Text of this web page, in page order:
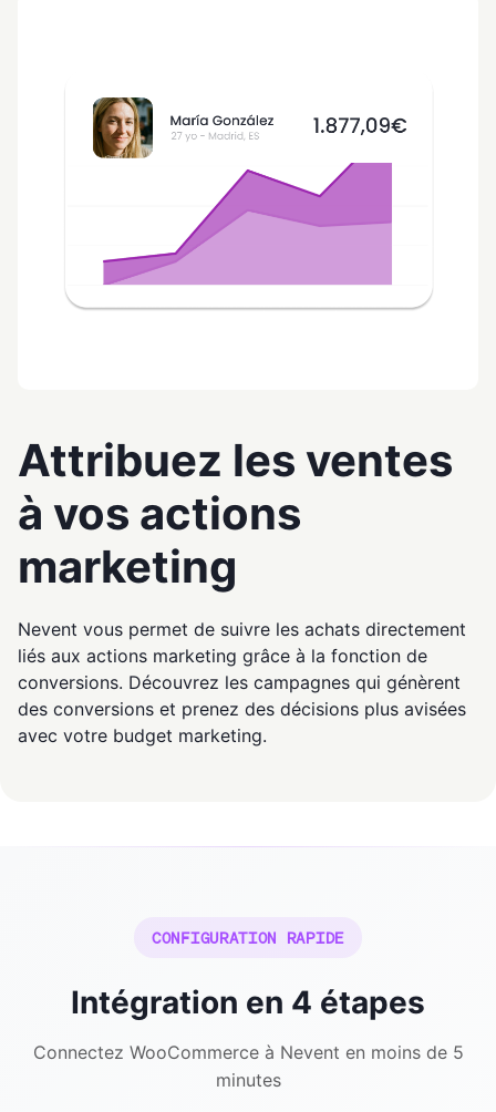
Attribuez les ventes
à vos actions
marketing
Nevent vous permet de suivre les achats directement
liés aux actions marketing grâce à la fonction de
conversions. Découvrez les campagnes qui génèrent
des conversions et prenez des décisions plus avisées
avec votre budget marketing.
CONFIGURATION RAPIDE
Intégration en 4 étapes
Connectez WooCommerce à Nevent en moins de 5
minutes